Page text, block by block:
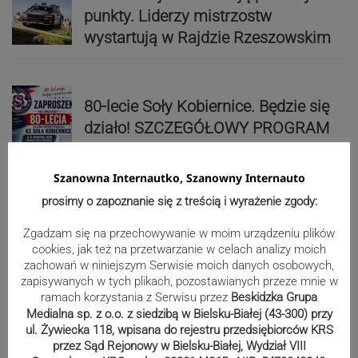
punkty. Liderzy mistrzostw
wystartują w Rajdzie Rzeszowskim
80-lecie Soły Kobiernice. Będzie się
działo! SZCZEGÓŁOWY PROGRAM
Kaniów stolicą europejskiego kajak
Europy rywalizowało przez trzy dni
Nakamura z dubletem w Wiśle.
Dyskwalifikacja Waszka zmieniła
klasyfikację Polaków
Szanowna Internautko, Szanowny Internauto
prosimy o zapoznanie się z treścią i wyrażenie zgody:
Zgadzam się na przechowywanie w moim urządzeniu plików
cookies, jak też na przetwarzanie w celach analizy moich
zachowań w niniejszym Serwisie moich danych osobowych,
zapisywanych w tych plikach, pozostawianych przeze mnie w
ramach korzystania z Serwisu przez Beskidzka Grupa
Medialna sp. z o.o. z siedzibą w Bielsku-Białej (43-300) przy
ul. Żywiecka 118, wpisana do rejestru przedsiębiorców KRS
przez Sąd Rejonowy w Bielsku-Białej, Wydział VIII